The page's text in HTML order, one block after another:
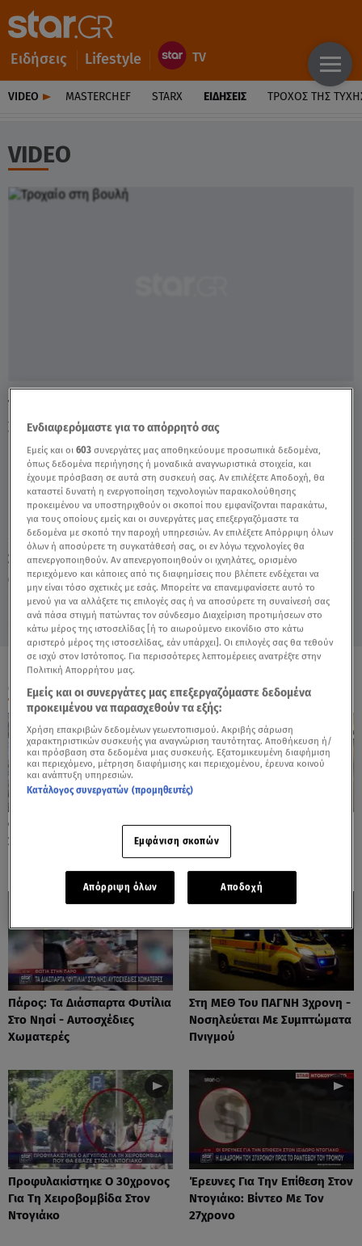
Ειδήσεις Lifestyle
VIDEO MASTERCHEF STARX ΕΙΔΉΣΕΙΣ ΤΡΟΧΌΣ ΤΗΣ
VIDEO
Σάββατο 8 Αυγούστου 2026
17.03.21, 17:45 ΕΛΛΑΔΑ
Τροχαίο στη βουλή: Συγκινεί Φίλος Του
23χρονου Ιάσονα - Video
ΟΛΑ ΤΑ ΒΙΝΤΕΟ
Φωτιές: Στάχτη Το Πράσινο
Στολίδι Της Δυτικής Αττικής
Πόρτο Ράφτη: Bίντεο
Ντοκουμέντο Από Το
Θανατηφόρο Τροχαίο
Πάρος: Τα Διάσπαρτα Φυτίλια
Στο Νησί - Αυτοσχέδιες
Χωματερές
Στη ΜΕΘ Του ΠΑΓΝΗ 3χρονη -
Νοσηλεύεται Με Συμπτώματα
Πνιγμού
Προφυλακίστηκε Ο 30χρονος
Για Τη Χειροβομβίδα Στον
Ντογιάκο
Έρευνες Για Την Επίθεση Στον
Ντογιάκο: Βίντεο Με Τον
27χρονο
Ενδιαφερόμαστε για το απόρρητό σας
Εμείς και οι603 συνεργάτες μας αποθηκεύουμε προσωπικά δεδομένα,
όπως δεδομένα περιήγησης ή μοναδικά αναγνωριστικά στοιχεία, και
έχουμε πρόσβαση σε αυτά στη συσκευή σας. Αν επιλέξετε Αποδοχή, θα
καταστεί δυνατή η ενεργοποίηση τεχνολογιών παρακολούθησης
προκειμένου να υποστηριχθούν οι σκοποί που εμφανίζονται παρακάτω,
για τους οποίους εμείς και οι συνεργάτες μας επεξεργαζόμαστε τα
δεδομένα με σκοπό την παροχή υπηρεσιών. Αν επιλέξετε Απόρριψη όλων
όλων ή αποσύρετε τη συγκατάθεσή σας, οι εν λόγω τεχνολογίες θα
απενεργοποιηθούν. Αν απενεργοποιηθούν οι ιχνηλάτες, ορισμένο
περιεχόμενο και κάποιες από τις διαφημίσεις που βλέπετε ενδέχεται να
μην είναι τόσο σχετικές με εσάς. Μπορείτε να επανεμφανίσετε αυτό το
μενού για να αλλάξετε τις επιλογές σας ή να αποσύρετε τη συναίνεσή σας
ανά πάσα στιγμή πατώντας τον σύνδεσμο Διαχείριση προτιμήσεων στο
κάτω μέρος της ιστοσελίδας [ή το αιωρούμενο εικονίδιο στο κάτω
αριστερό μέρος της ιστοσελίδας, εάν υπάρχει]. Οι επιλογές σας θα τεθούν
σε ισχύ στον Ιστότοπος. Για περισσότερες λεπτομέρειες ανατρέξτε στην
Πολιτική Απορρήτου μας.
Εμείς και οι συνεργάτες μας επεξεργαζόμαστε δεδομένα
προκειμένου να παρασχεθούν τα εξής:
Χρήση επακριβών δεδομένων γεωεντοπισμού. Ακριβής σάρωση
χαρακτηριστικών συσκευής για αναγνώριση ταυτότητας. Αποθήκευση ή/
και πρόσβαση στα δεδομένα μιας συσκευής. Εξατομικευμένη διαφήμιση
και περιεχόμενο, μέτρηση διαφήμισης και περιεχομένου, έρευνα κοινού
και ανάπτυξη υπηρεσιών.
Κατάλογος συνεργατών (προμηθευτές)
Εμφάνιση σκοπών
Απόρριψη όλων Αποδοχή